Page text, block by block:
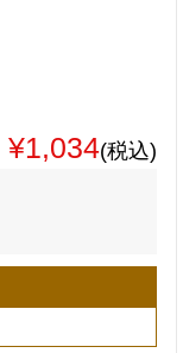
¥1,034(税込)